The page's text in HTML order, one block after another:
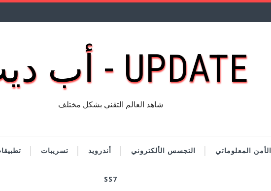
UPDATE - أب ديت
شاهد العالم التقني بشكل مختلف
الأمن المعلوماتي التجسس الألكتروني أندرويد تسريبات
SS7